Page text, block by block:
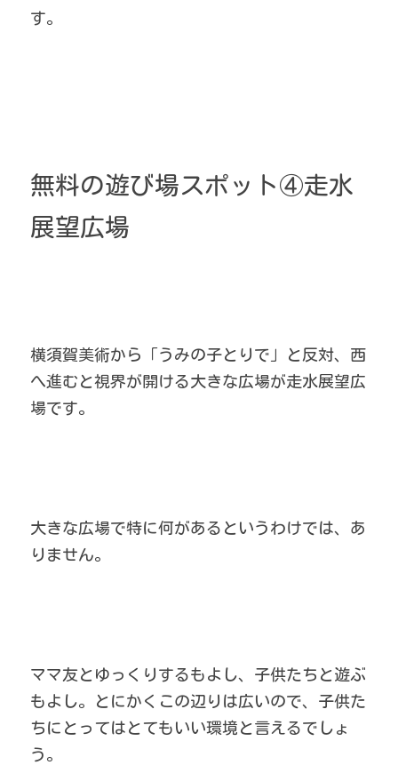
す。
無料の遊び場スポット④走水
展望広場
横須賀美術から「うみの子とりで」と反対、西
へ進むと視界が開ける大きな広場が走水展望広
場です。
大きな広場で特に何があるというわけでは、あ
りません。
ママ友とゆっくりするもよし、子供たちと遊ぶ
もよし。とにかくこの辺りは広いので、子供た
ちにとってはとてもいい環境と言えるでしょ
う。